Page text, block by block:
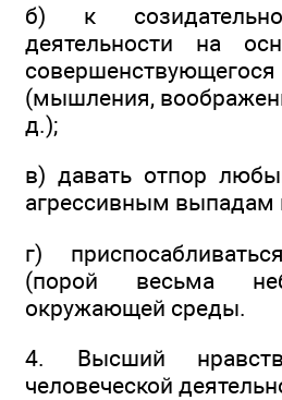
б) к
деятельности на
(мышления,
д.);
в) давать отпор
агрессивным выпадам
г)
(порой весьма
окружающей среды.
4. Высший
человеческой